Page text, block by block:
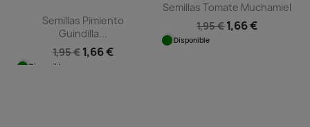
Semillas Pimiento
Guindilla...
1,95 € 1,66 €
Disponible
Semillas Tomate Muchamiel
1,95 €1,66 €
Disponible